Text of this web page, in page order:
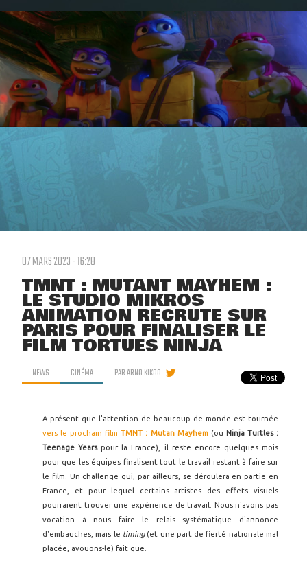
07 MARS 2023 - 16:28
TMNT : MUTANT MAYHEM :
LE STUDIO MIKROS
ANIMATION RECRUTE SUR
PARIS POUR FINALISER LE
FILM TORTUES NINJA
NEWS CINÉMA PARARNO KIKOO
A présent que l'attention de beaucoup de monde est tournée
vers le prochain filmTMNT : Mutan Mayhem (ou Ninja Turtles :
Teenage Yearspour la France), il reste encore quelques mois
pour que les équipes finalisent tout le travail restant à faire sur
le film. Un challenge qui, par ailleurs, se déroulera en partie en
France, et pour lequel certains artistes des effets visuels
pourraient trouver une expérience de travail. Nous n'avons pas
vocation à nous faire le relais systématique d'annonce
d'embauches, mais le timing (et une part de fierté nationale mal
placée, avouons-le) fait que.